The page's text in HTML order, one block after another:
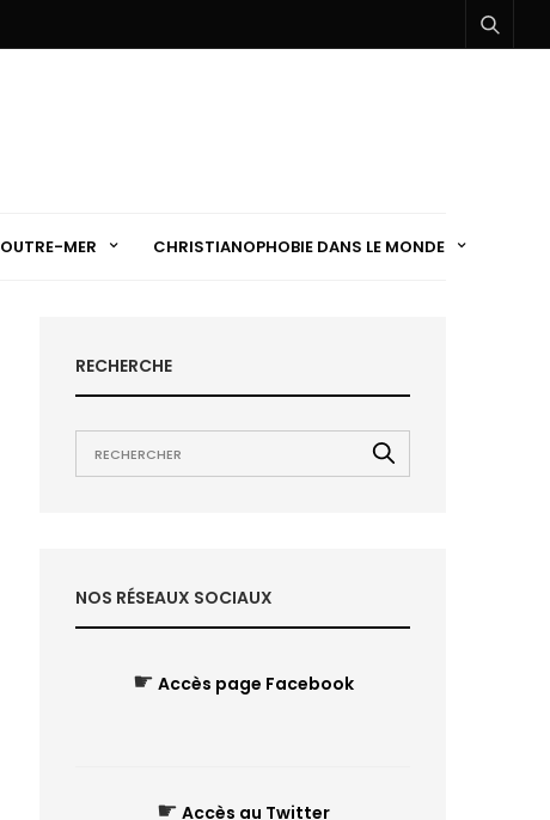
OUTRE-MER CHRISTIANOPHOBIE DANS LE MONDE
RECHERCHE
NOS RÉSEAUX SOCIAUX
☛ Accès page Facebook
☛ Accès au Twitter